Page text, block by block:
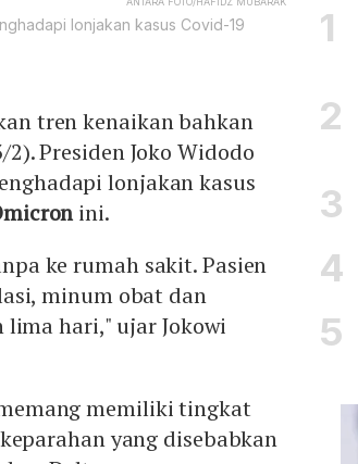
lonjakan kasus Covid-19
tren kenaikan bahkan
Presiden Joko Widodo
lonjakan kasus
ini.
ke rumah sakit. Pasien
minum obat dan
hari," ujar Jokowi
memiliki tingkat
yang disebabkan